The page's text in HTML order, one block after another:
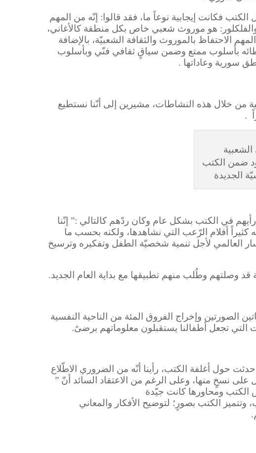
فكانت إيجابية نوعاً ما، فقد قالوا: إنّه من المهم
هو موروث شعبي خاص بكل منطقة كالأغاني،
الاحتفاظ بالموروث والثقافة الشعبيّة، بالإضافة
بأسلوب ممتع وضمن سياقٍ ثقافي فنّي وبأسلوب
سورية وعاداتها .
من خلال هذه النشاطات، مشيرين إلى أنّنا نستطيع
.
الشعبية
ضمن الكتب
الجديدة
في الكتب بشكل عام وكان ردّهم كالتالي :” إنّنا
أفلام الرّعب التي نشاهدها، ولكنه بحسب ما
العالمي لأجل تنمية شخصيّة الطفل وتفكيره وترسيخ
وصلتهم وطُلب منهم تطبيقها مع بداية العام الجديد.
الصورتين وإخراج الفروق المئة من الناحية النفسية
التي تجعل أطفالنا يستقبلون معلوماتهم برضىً.
حول أغلفة الكتب، رأينا أنّه من الضروري الاطّلاع
نسخٍ منها، وعلى الرغم من الاعتقاد السائد أنّ ”
الكتب ومحاورها كانت جيّدة
الكتب بصورٍ؛ لتوضيح الأفكار والمعاني